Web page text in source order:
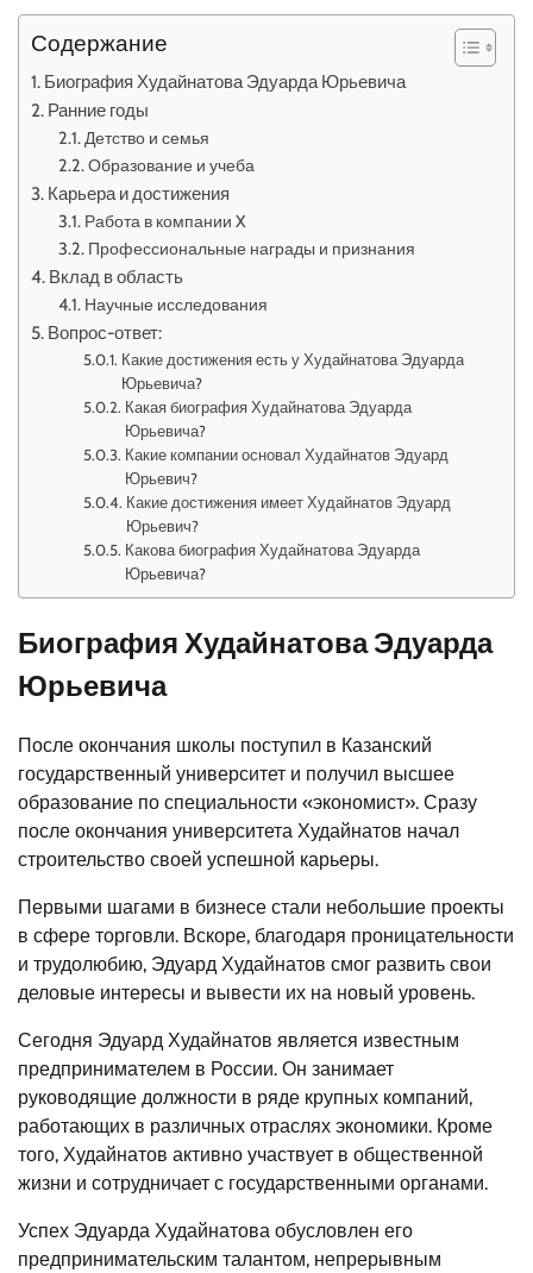
Содержание
Биография Худайнатова Эдуарда Юрьевича
Ранние годы
Детство и семья
Образование и учеба
Карьера и достижения
Работа в компании X
Профессиональные награды и признания
Вклад в область
Научные исследования
Вопрос-ответ:
Какие достижения есть у Худайнатова Эдуарда
Юрьевича?
Какая биография Худайнатова Эдуарда
Юрьевича?
Какие компании основал Худайнатов Эдуард
Юрьевич?
Какие достижения имеет Худайнатов Эдуард
Юрьевич?
Какова биография Худайнатова Эдуарда
Юрьевича?
Биография Худайнатова Эдуарда
Юрьевича
После окончания школы поступил в Казанский
государственный университет и получил высшее
образование по специальности «экономист». Сразу
после окончания университета Худайнатов начал
строительство своей успешной карьеры.
Первыми шагами в бизнесе стали небольшие проекты
в сфере торговли. Вскоре, благодаря проницательности
и трудолюбию, Эдуард Худайнатов смог развить свои
деловые интересы и вывести их на новый уровень.
Сегодня Эдуард Худайнатов является известным
предпринимателем в России. Он занимает
руководящие должности в ряде крупных компаний,
работающих в различных отраслях экономики. Кроме
того, Худайнатов активно участвует в общественной
жизни и сотрудничает с государственными органами.
Успех Эдуарда Худайнатова обусловлен его
предпринимательским талантом, непрерывным